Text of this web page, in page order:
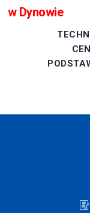
w Dynowie